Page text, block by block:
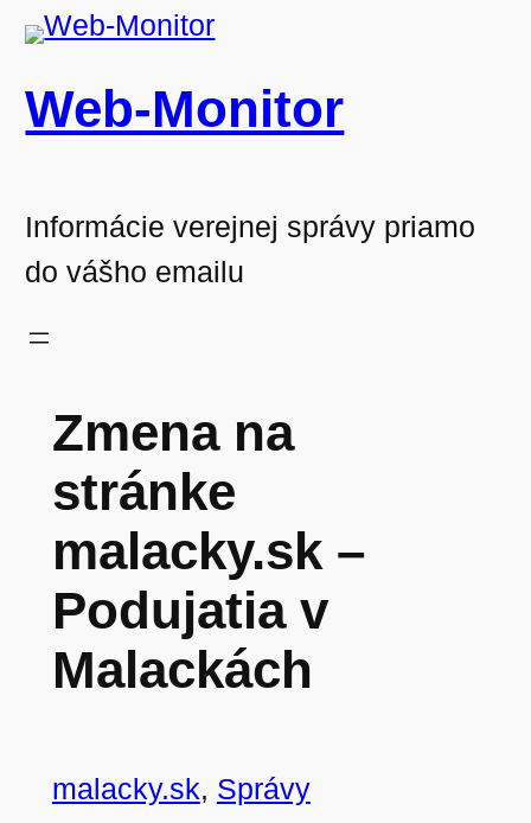
Prejsť
obsah
Web-Monitor
Informácie verejnej správy priamo
do vášho emailu
Zmena na
stránke
malacky.sk –
Podujatia v
Malackách
malacky.sk, Správy